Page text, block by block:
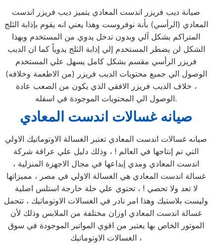
صيانة ديب فريزر اندست المعادي يتميز ديب فريزر اندست
المعادي (الرأسي) بأنة نوفروست وهذا يعني انه يقوم بإذابة الثلج
المتراكم بشكل آلي وبدون تدخل يدوي من المستخدم وبهذا
الشكل لن يضطر المستخدم إلي إذابة الثلج يدوياً كما ان الديب
فريزر الرأسي مقسم بشكل كامل يسهل علي المستخدم
الوصول الي جميع محتويات الديب فريزر (من الاطعمة وخلافه)
، خلاف الديب فريزر الافقي الذي يكون من الصعب عادة
الوصول الي المحتويات الموجودة في اسفله.
صيانه غسالات اندست المعادي
صيانه غسالات اندست المعادي تعتبر الغسالة الاوتوماتيك الاولي
التي تم إنتاجها في العالم ! ، وذلك دليل علي عراقة شركة
اندست المعادي ومدي إبداعها في مجال الاجهزة المنزلية ،
غسالة اندست المعادي هي الغسالة الاولي في مصر ، مميزاتها
لا تعد ولا تحصي ! ، تحتوي علي حلة خارجة استلس اصلية
وليست بلاستيك وهذا امر نادر في الغسالات الاوتوماتيك ، تتحمل
غسالة اندست المعادي اوزان مختلفة من الملابس وذلك لأن
الموتور الخاص بها يعتبر من اقوي المواتير الموجودة في سوق
الغسالات الاوتوماتيك ،